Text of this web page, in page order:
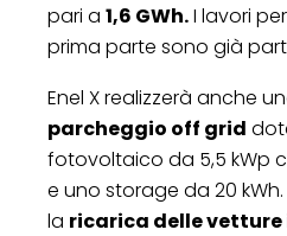
pari a 1,6 GWh.I lavori
prima parte sono già
Enel X realizzerà anche
parcheggio off grid
fotovoltaico da 5,5 kWp
e uno storage da 20
la ricarica delle vetture